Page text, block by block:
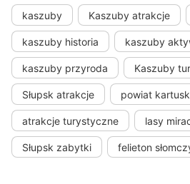
kaszuby Kaszuby atrakcje
kaszuby historia kaszuby
kaszuby przyroda Kaszuby
Słupsk atrakcje powiat
atrakcje turystyczne lasy
Słupsk zabytki felieton